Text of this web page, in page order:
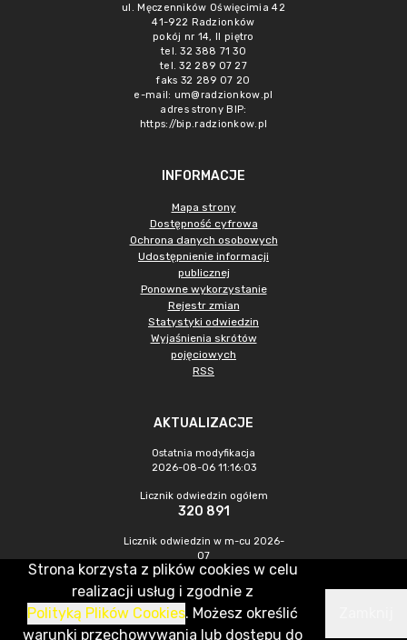
ul. Męczenników Oświęcimia 42
41-922 Radzionków
pokój nr 14, II piętro
tel. 32 388 71 30
tel. 32 289 07 27
faks 32 289 07 20
e-mail: um@radzionkow.pl
adres strony BIP:
https://bip.radzionkow.pl
INFORMACJE
Mapa strony
Dostępność cyfrowa
Ochrona danych osobowych
Udostępnienie informacji
publicznej
Ponowne wykorzystanie
Rejestr zmian
Statystyki odwiedzin
Wyjaśnienia skrótów
pojęciowych
RSS
AKTUALIZACJE
Ostatnia modyfikacja
2026-08-06 11:16:03
Licznik odwiedzin ogółem
320 891
Licznik odwiedzin w m-cu 2026-
07
950
CMS & Hosting: Nefeni Sp. z o.o.
Strona korzysta z plików cookies w celu
realizacji usług i zgodnie z
Polityką Plików Cookies. Możesz określić
warunki przechowywania lub dostępu do